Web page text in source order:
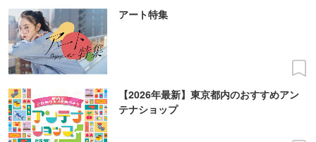
アート特集
【2026年最新】東京都内のおすすめアン
テナショップ